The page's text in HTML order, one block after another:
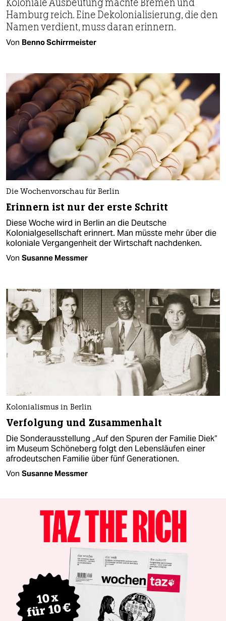
Hamburg reich. Eine Dekolonialisierung, die den
Namen verdient, muss daran erinnern.
Von Benno Schirrmeister
Die Wochenvorschau für Berlin
Erinnern ist nur der erste Schritt
Diese Woche wird in Berlin an die Deutsche
Kolonialgesellschaft erinnert. Man müsste mehr über die
koloniale Vergangenheit der Wirtschaft nachdenken.
Von Susanne Messmer
Kolonialismus in Berlin
Verfolgung und Zusammenhalt
Die Sonderausstellung „Auf den Spuren der Familie Diek“
im Museum Schöneberg folgt den Lebensläufen einer
afrodeutschen Familie über fünf Generationen.
Von Susanne Messmer